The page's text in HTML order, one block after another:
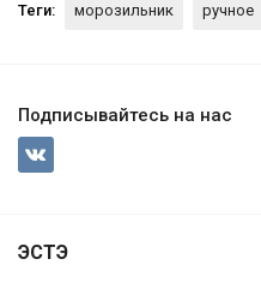
Теги: морозильник ручное
Подписывайтесь на нас
ЭСТЭ